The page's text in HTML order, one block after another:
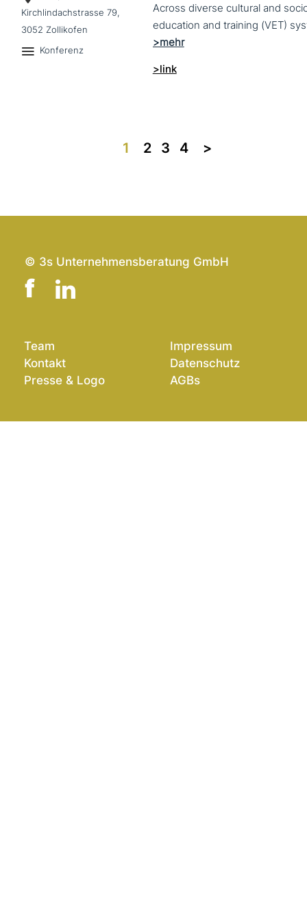
Kirchlindachstrasse 79,
3052 Zollikofen
Konferenz
Across diverse cultural and
>link
1 2 3 4 >>
© 3s Unternehmensberatung GmbH
Team
Kontakt
Presse & Logo
Impressum
Datenschutz
AGBs